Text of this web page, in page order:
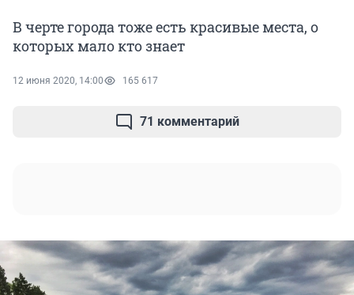
В черте города тоже есть красивые места, о
которых мало кто знает
12 июня 2020, 14:00 165 617
71 комментарий